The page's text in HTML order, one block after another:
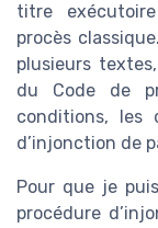
titre
procès
plusieurs
du Code de
conditions, les
d’injonction de
Pour que je
procédure